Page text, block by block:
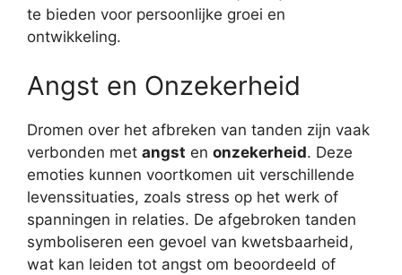
te bieden voor persoonlijke groei en
ontwikkeling.
Angst en Onzekerheid
Dromen over het afbreken van tanden zijn vaak
verbonden met angst en onzekerheid. Deze
emoties kunnen voortkomen uit verschillende
levenssituaties, zoals stress op het werk of
spanningen in relaties. De afgebroken tanden
symboliseren een gevoel van kwetsbaarheid,
wat kan leiden tot angst om beoordeeld of